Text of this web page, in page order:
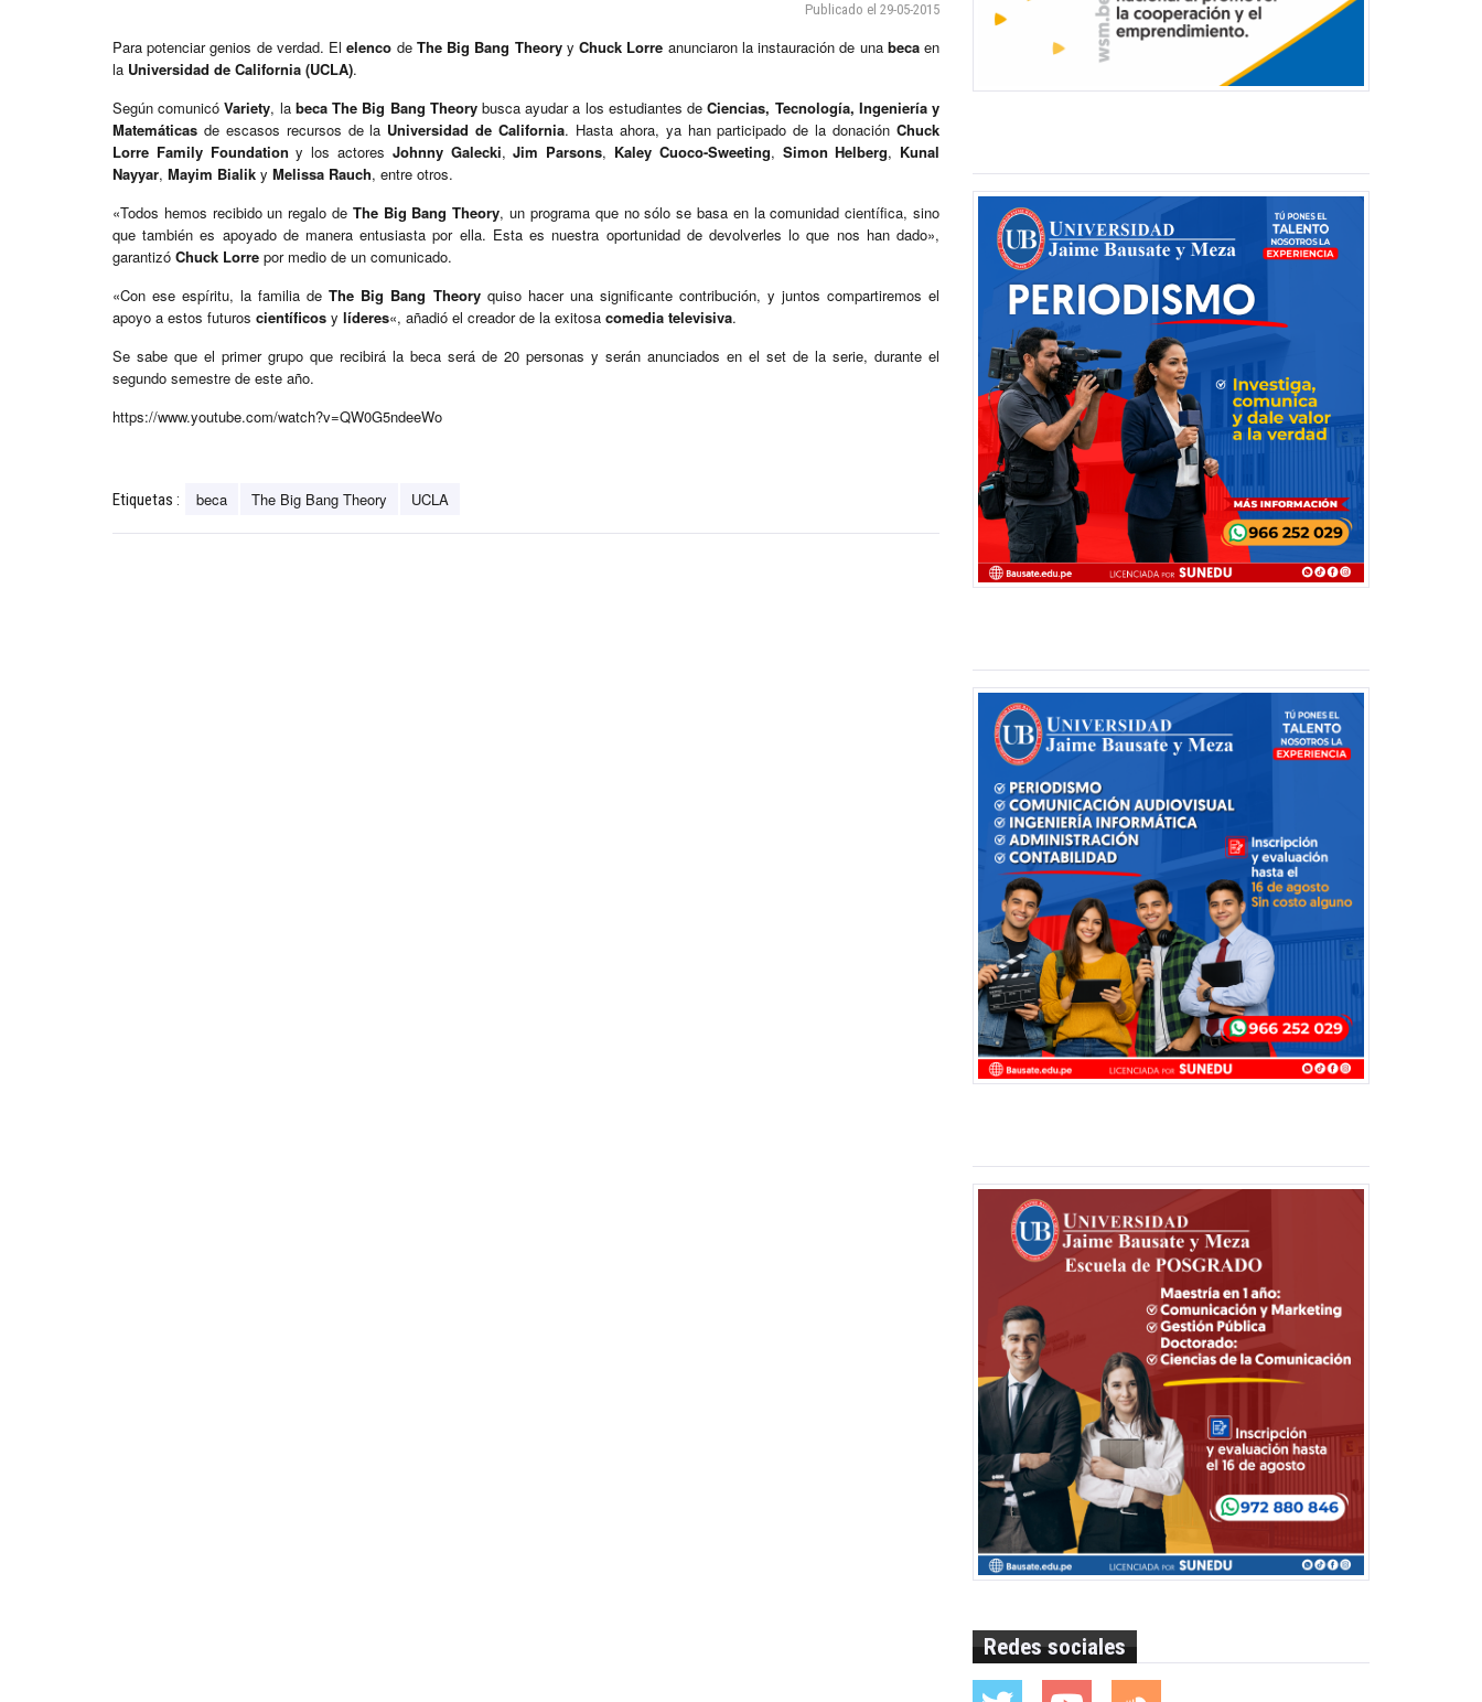
Publicado el 29-05-2015
Para potenciar genios de verdad. Elelenco de The Big Bang TheoryyChuck Lorre anunciaron la instauración de una becaen
la Universidad de California (UCLA).
Según comunicóVariety, la beca The Big Bang Theorybusca ayudar a los estudiantes deCiencias, Tecnología, Ingeniería y
Matemáticas de escasos recursos de la Universidad de California. Hasta ahora, ya han participado de la donaciónChuck
Lorre Family Foundation y los actores Johnny Galecki,Jim Parsons, Kaley Cuoco-Sweeting, Simon Helberg, Kunal
Nayyar, Mayim Bialik y Melissa Rauch, entre otros.
«Todos hemos recibido un regalo de The Big Bang Theory, un programa que no sólo se basa en la comunidad científica, sino
que también es apoyado de manera entusiasta por ella. Esta es nuestra oportunidad de devolverles lo que nos han dado»,
garantizó Chuck Lorre por medio de un comunicado.
«Con ese espíritu, la familia deThe Big Bang Theoryquiso hacer una significante contribución, y juntos compartiremos el
apoyo a estos futuros científicos y líderes«, añadió el creador de la exitosa comedia televisiva.
Se sabe que el primer grupo que recibirá la beca será de 20 personas y serán anunciados en el set de la serie, durante el
segundo semestre de este año.
https://www.youtube.com/watch?v=QW0G5ndeeWo
Etiquetas : beca The Big Bang Theory UCLA
Redes sociales